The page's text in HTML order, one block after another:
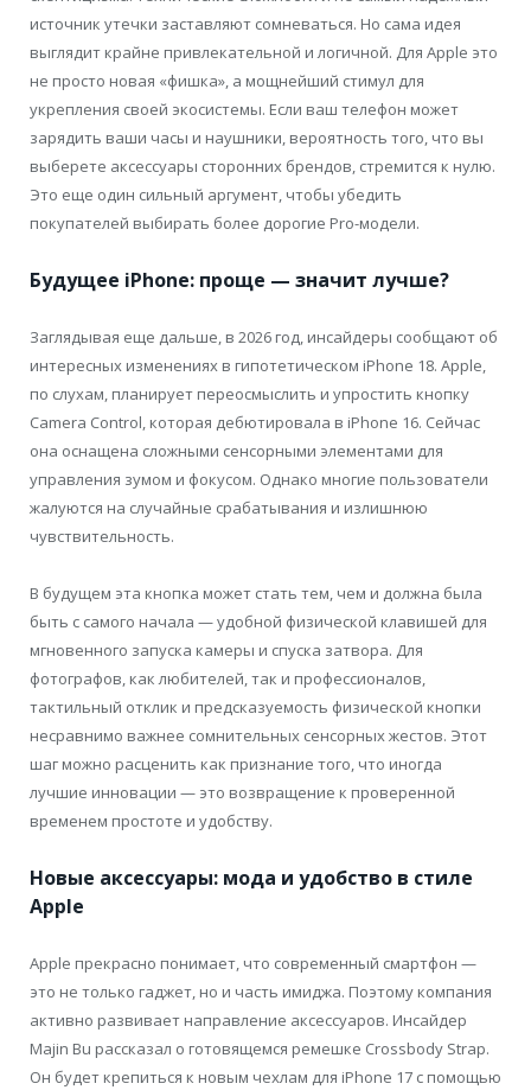
источник утечки заставляют сомневаться. Но сама идея
выглядит крайне привлекательной и логичной. Для Apple это
не просто новая «фишка», а мощнейший стимул для
укрепления своей экосистемы. Если ваш телефон может
зарядить ваши часы и наушники, вероятность того, что вы
выберете аксессуары сторонних брендов, стремится к нулю.
Это еще один сильный аргумент, чтобы убедить
покупателей выбирать более дорогие Pro-модели.
Будущее iPhone: проще — значит лучше?
Заглядывая еще дальше, в 2026 год, инсайдеры сообщают об
интересных изменениях в гипотетическом iPhone 18. Apple,
по слухам, планирует переосмыслить и упростить кнопку
Camera Control, которая дебютировала в iPhone 16. Сейчас
она оснащена сложными сенсорными элементами для
управления зумом и фокусом. Однако многие пользователи
жалуются на случайные срабатывания и излишнюю
чувствительность.
В будущем эта кнопка может стать тем, чем и должна была
быть с самого начала — удобной физической клавишей для
мгновенного запуска камеры и спуска затвора. Для
фотографов, как любителей, так и профессионалов,
тактильный отклик и предсказуемость физической кнопки
несравнимо важнее сомнительных сенсорных жестов. Этот
шаг можно расценить как признание того, что иногда
лучшие инновации — это возвращение к проверенной
временем простоте и удобству.
Новые аксессуары: мода и удобство в стиле
Apple
Apple прекрасно понимает, что современный смартфон —
это не только гаджет, но и часть имиджа. Поэтому компания
активно развивает направление аксессуаров. Инсайдер
Majin Bu рассказал о готовящемся ремешке Crossbody Strap.
Он будет крепиться к новым чехлам для iPhone 17 с помощью